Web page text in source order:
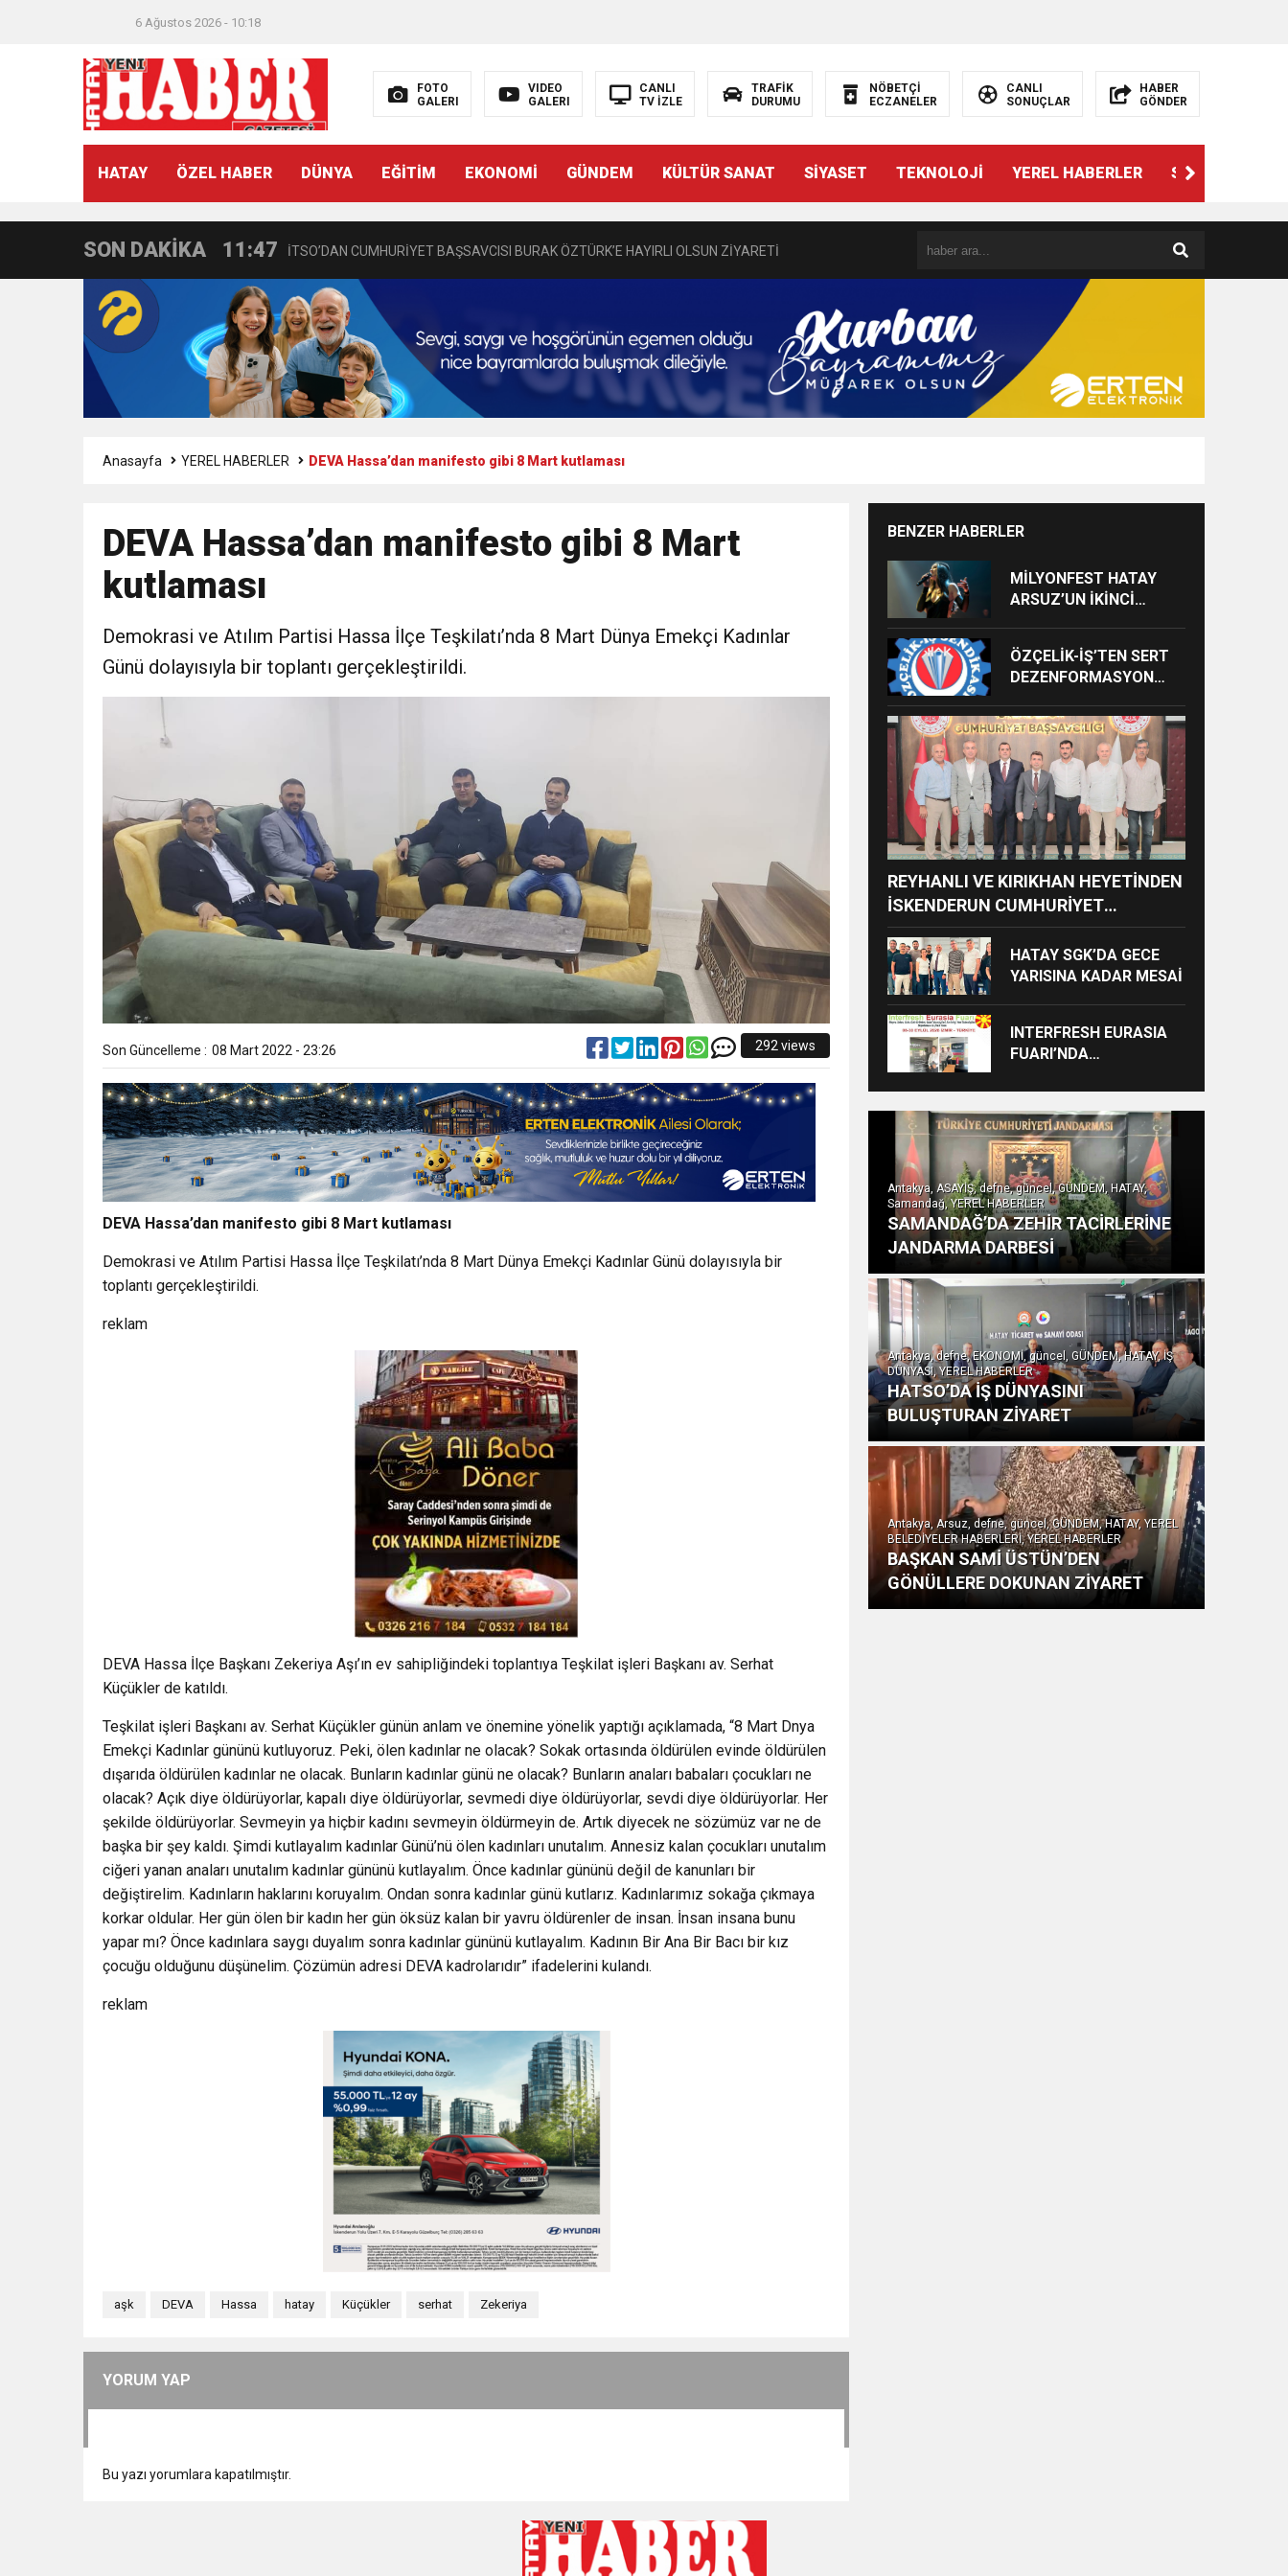
6 Ağustos 2026 - 10:18
FOTO
GALERI
VIDEO
GALERI
CANLI
TV İZLE
TRAFİK
DURUMU
NÖBETÇİ
ECZANELER
CANLI
SONUÇLAR
HABER
GÖNDER
HATAY ÖZEL HABER DÜNYA EĞİTİM EKONOMİ GÜNDEM KÜLTÜR SANAT SİYASET TEKNOLOJİ YEREL HABERLER SPOR
SON DAKİKA
21:40
11:47 İTSO’DAN CUMHURİYET BAŞSAVCISI BURAK ÖZTÜRK’E HAYIRLI OLSUN ZİYARETİ
18:55 İNCE’NİN CHP’DE KALMASININ PERDE ARKASI: GÖRÜNENDEN DAHA FAZLASI MI VAR?
11:57 IŞIL Eczanesi Görkemli Bir Törenle Hizmete Açıldı
21:40
6:19 HBB BAŞKANI ÖNTÜRK’ÜN CUMHURİYET BAYRAMI MESAJI
17:36
BAŞKAN SAMİ ÜSTÜN’DEN GÖNÜLLERE DOKUNAN ZİYARET
Anasayfa YEREL HABERLER DEVA Hassa’dan manifesto gibi 8 Mart kutlaması
DEVA Hassa’dan manifesto gibi 8 Mart
kutlaması
Demokrasi ve Atılım Partisi Hassa İlçe Teşkilatı’nda 8 Mart Dünya Emekçi Kadınlar
Günü dolayısıyla bir toplantı gerçekleştirildi.
Son Güncelleme : 08 Mart 2022 - 23:26 292 views
DEVA Hassa’dan manifesto gibi 8 Mart kutlaması
Demokrasi ve Atılım Partisi Hassa İlçe Teşkilatı’nda 8 Mart Dünya Emekçi Kadınlar Günü dolayısıyla bir
toplantı gerçekleştirildi.
reklam
DEVA Hassa İlçe Başkanı Zekeriya Aşı’ın ev sahipliğindeki toplantıya Teşkilat işleri Başkanı av. Serhat
Küçükler de katıldı.
Teşkilat işleri Başkanı av. Serhat Küçükler günün anlam ve önemine yönelik yaptığı açıklamada, “8 Mart Dnya
Emekçi Kadınlar gününü kutluyoruz. Peki, ölen kadınlar ne olacak? Sokak ortasında öldürülen evinde öldürülen
dışarıda öldürülen kadınlar ne olacak. Bunların kadınlar günü ne olacak? Bunların anaları babaları çocukları ne
olacak? Açık diye öldürüyorlar, kapalı diye öldürüyorlar, sevmedi diye öldürüyorlar, sevdi diye öldürüyorlar. Her
şekilde öldürüyorlar. Sevmeyin ya hiçbir kadını sevmeyin öldürmeyin de. Artık diyecek ne sözümüz var ne de
başka bir şey kaldı. Şimdi kutlayalım kadınlar Günü’nü ölen kadınları unutalım. Annesiz kalan çocukları unutalım
ciğeri yanan anaları unutalım kadınlar gününü kutlayalım. Önce kadınlar gününü değil de kanunları bir
değiştirelim. Kadınların haklarını koruyalım. Ondan sonra kadınlar günü kutlarız. Kadınlarımız sokağa çıkmaya
korkar oldular. Her gün ölen bir kadın her gün öksüz kalan bir yavru öldürenler de insan. İnsan insana bunu
yapar mı? Önce kadınlara saygı duyalım sonra kadınlar gününü kutlayalım. Kadının Bir Ana Bir Bacı bir kız
çocuğu olduğunu düşünelim. Çözümün adresi DEVA kadrolarıdır” ifadelerini kulandı.
reklam
aşk DEVA Hassa hatay Küçükler serhat Zekeriya
YORUM YAP
Bu yazı yorumlara kapatılmıştır.
BENZER HABERLER
MİLYONFEST HATAY
ARSUZ’UN İKİNCİ
ALACAK
ÖZÇELİK-İŞ’TEN SERT
DEZENFORMASYON
VE CEZAİ SÜREÇ
BAŞLATILDI”
REYHANLI VE KIRIKHAN HEYETİNDEN
İSKENDERUN CUMHURİYET
BAŞSAVCILIĞINA ZİYARET
HATAY SGK’DA GECE
YARISINA KADAR MESAİ
INTERFRESH EURASIA
FUARI’NDA
BİRLİKLERİ İÇİN GERİ
SAYIM BAŞLADI
Antakya, ASAYİŞ, defne, güncel, GÜNDEM, HATAY,
Samandağ, YEREL HABERLER
SAMANDAĞ’DA ZEHİR TACİRLERİNE
JANDARMA DARBESİ
Antakya, defne, EKONOMİ, güncel, GÜNDEM, HATAY, İŞ
DÜNYASI, YEREL HABERLER
HATSO’DA İŞ DÜNYASINI
BULUŞTURAN ZİYARET
Antakya, Arsuz, defne, güncel, GÜNDEM, HATAY, YEREL
BELEDİYELER HABERLERİ, YEREL HABERLER
BAŞKAN SAMİ ÜSTÜN’DEN
GÖNÜLLERE DOKUNAN ZİYARET